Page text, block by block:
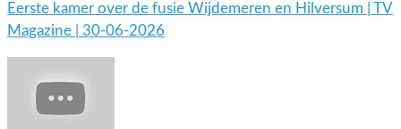
Eerste kamer over de fusie Wijdemeren en Hilversum | TV
Magazine | 30-06-2026